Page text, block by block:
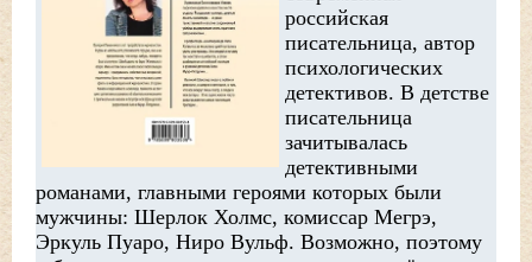
российская
писательница, автор
психологических
детективов. В детстве
писательница
зачитывалась
детективными
романами, главными героями которых были
мужчины: Шерлок Холмс, комиссар Мегрэ,
Эркуль Пуаро, Ниро Вульф. Возможно, поэтому